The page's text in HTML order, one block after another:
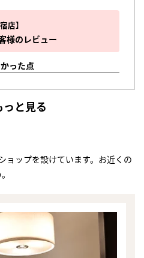
店
様のレビュー
った点
っと見る
ョップを設けています。お近くの
30秒でお試し査定